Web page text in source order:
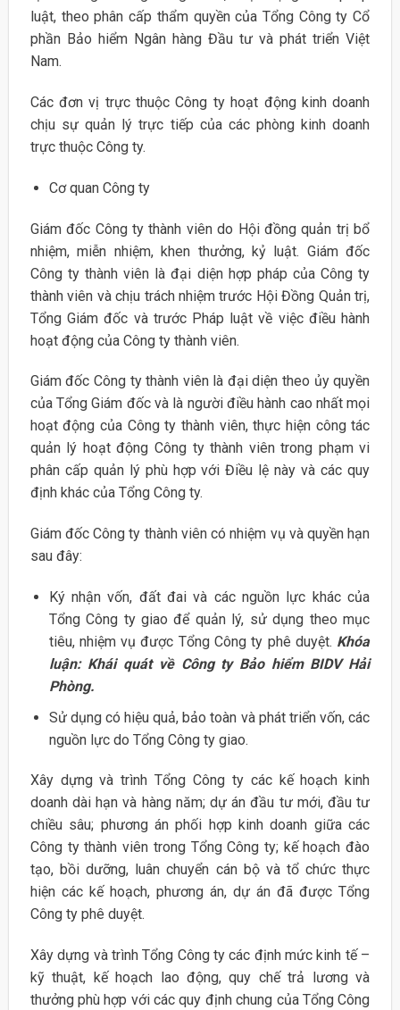
luật, theo phân cấp thẩm quyền của Tổng Công ty Cổ
phần Bảo hiểm Ngân hàng Đầu tư và phát triển Việt
Nam.
Các đơn vị trực thuộc Công ty hoạt động kinh doanh
chịu sự quản lý trực tiếp của các phòng kinh doanh
trực thuộc Công ty.
Cơ quan Công ty
Giám đốc Công ty thành viên do Hội đồng quản trị bổ
nhiệm, miễn nhiệm, khen thưởng, kỷ luật. Giám đốc
Công ty thành viên là đại diện hợp pháp của Công ty
thành viên và chịu trách nhiệm trước Hội Đồng Quản trị,
Tổng Giám đốc và trước Pháp luật về việc điều hành
hoạt động của Công ty thành viên.
Giám đốc Công ty thành viên là đại diện theo ủy quyền
của Tổng Giám đốc và là người điều hành cao nhất mọi
hoạt động của Công ty thành viên, thực hiện công tác
quản lý hoạt động Công ty thành viên trong phạm vi
phân cấp quản lý phù hợp với Điều lệ này và các quy
định khác của Tổng Công ty.
Giám đốc Công ty thành viên có nhiệm vụ và quyền hạn
sau đây:
Ký nhận vốn, đất đai và các nguồn lực khác của
Tổng Công ty giao để quản lý, sử dụng theo mục
tiêu, nhiệm vụ được Tổng Công ty phê duyệt. Khóa
luận: Khái quát về Công ty Bảo hiểm BIDV Hải
Phòng.
Sử dụng có hiệu quả, bảo toàn và phát triển vốn, các
nguồn lực do Tổng Công ty giao.
Xây dựng và trình Tổng Công ty các kế hoạch kinh
doanh dài hạn và hàng năm; dự án đầu tư mới, đầu tư
chiều sâu; phương án phối hợp kinh doanh giữa các
Công ty thành viên trong Tổng Công ty; kế hoạch đào
tạo, bồi dưỡng, luân chuyển cán bộ và tổ chức thực
hiện các kế hoạch, phương án, dự án đã được Tổng
Công ty phê duyệt.
Xây dựng và trình Tổng Công ty các định mức kinh tế –
kỹ thuật, kế hoạch lao động, quy chế trả lương và
thưởng phù hợp với các quy định chung của Tổng Công